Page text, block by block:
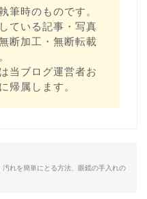
筆時のものです。
ている記事・写真
断加工・無断転載
当ブログ運営者お
帰属します。
れを簡単にとる方法、眼鏡の手入れの